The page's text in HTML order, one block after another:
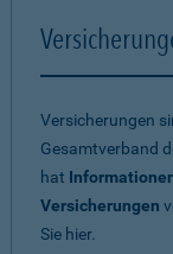
Versicherungen
Gesamtverband
hat
Versicherungen
Sie hier.